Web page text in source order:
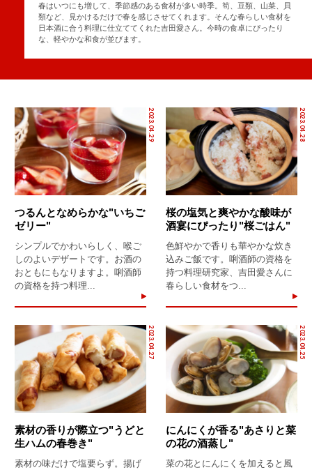
春はいつにも増して、季節感のある食材が多い時季。筍、豆類、山菜、貝
類など、見かけるだけで春を感じさせてくれます。そんな春らしい食材を
日本酒に合う料理に仕立ててくれた吉田愛さん。今時の食卓にぴったり
な、軽やかな和食が並びます。
2023.04.29
つるんとなめらかな"いちご
ゼリー"
シンプルでかわいらしく、喉ご
しのよいデザートです。お酒の
おともにもなりますよ。唎酒師
の資格を持つ料理...
2023.04.28
桜の塩気と爽やかな酸味が
酒宴にぴったり"桜ごはん"
色鮮やかで香りも華やかな炊き
込みご飯です。唎酒師の資格を
持つ料理研究家、吉田愛さんに
春らしい食材をつ...
2023.04.27
素材の香りが際立つ"うどと
生ハムの春巻き"
素材の味だけで塩要らず。揚げ
2023.04.25
にんにくが香る"あさりと菜
の花の酒蒸し"
菜の花とにんにくを加えると風